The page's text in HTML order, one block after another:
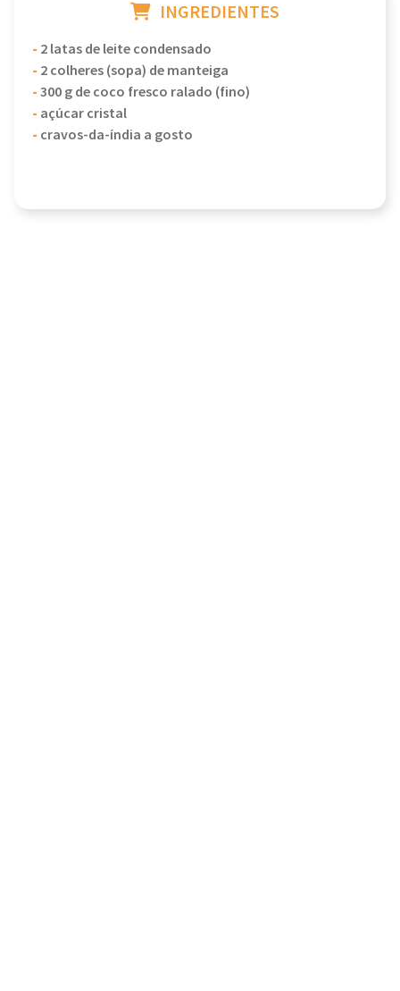
INGREDIENTES
- 2 latas de leite condensado
- 2 colheres (sopa) de manteiga
-300 g de coco fresco ralado (fino)
- açúcar cristal
- cravos-da-índia a gosto